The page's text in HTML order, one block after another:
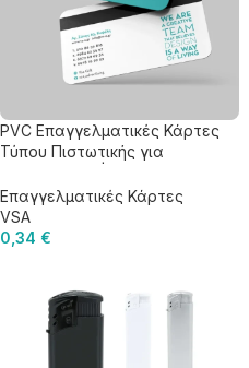
PVC Επαγγελματικές Κάρτες
Τύπου Πιστωτικής για
Κάρτες
Επαγγελματικές Κάρτες
VSA
0,34 €